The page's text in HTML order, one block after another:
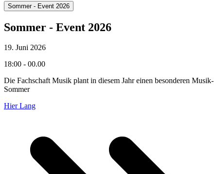
Sommer - Event 2026
Sommer - Event 2026
19. Juni 2026
18:00 - 00.00
Die Fachschaft Musik plant in diesem Jahr einen besonderen Musik-
Sommer
Hier Lang